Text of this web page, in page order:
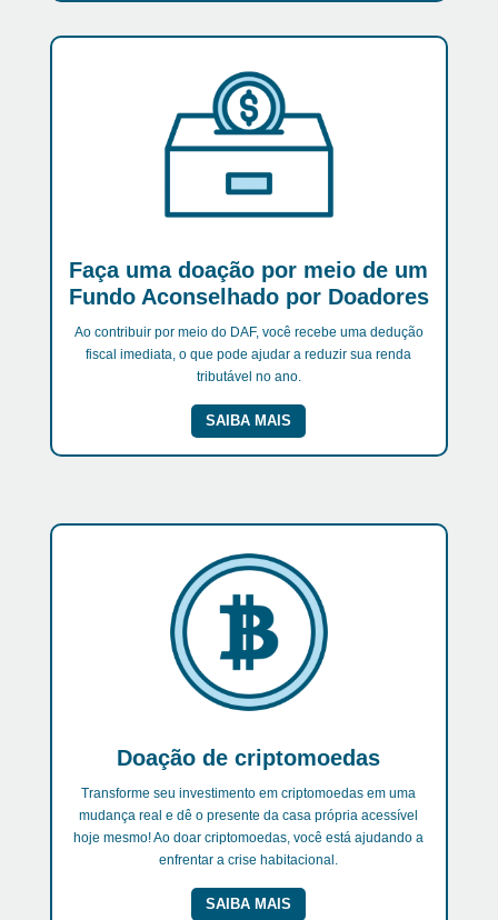
Faça uma doação por meio de um
Fundo Aconselhado por Doadores
Ao contribuir por meio do DAF, você recebe uma dedução
fiscal imediata, o que pode ajudar a reduzir sua renda
tributável no ano.
SAIBA MAIS
Doação de criptomoedas
Transforme seu investimento em criptomoedas em uma
mudança real e dê o presente da casa própria acessível
hoje mesmo! Ao doar criptomoedas, você está ajudando a
enfrentar a crise habitacional.
SAIBA MAIS